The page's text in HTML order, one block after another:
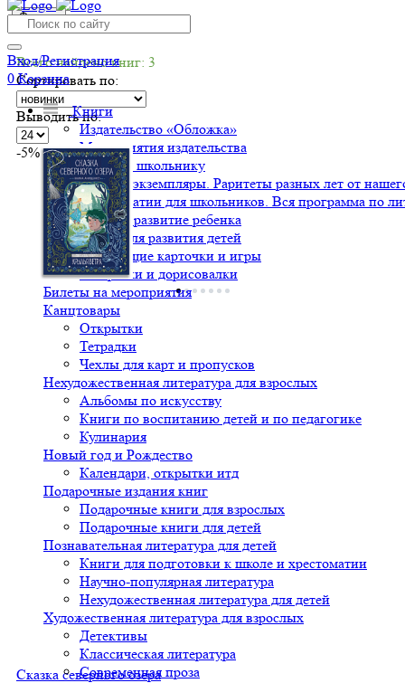
Вход/Регистрация
0 Корзина
Книги
Издательство «Обложка»
Мероприятия издательства
Подарок школьнику
Ценные экземпляры. Раритеты разных лет от
Хрестоматии для школьников. Вся программа по
Воспитание и развитие ребенка
Книги для развития детей
Обучающие карточки и игры
Раскраски и дорисовалки
Билеты на мероприятия
Канцтовары
Открытки
Тетрадки
Чехлы для карт и пропусков
Нехудожественная литература для взрослых
Альбомы по искусству
Книги по воспитанию детей и по педагогике
Кулинария
Новый год и Рождество
Календари, открытки итд
Подарочные издания книг
Подарочные книги для взрослых
Подарочные книги для детей
Познавательная литература для детей
Книги для подготовки к школе и хрестоматии
Научно-популярная литература
Нехудожественная литература для детей
Художественная литература для взрослых
Детективы
Классическая литература
Современная проза
Фильтр
Всего найдено книг: 3
Сортировать по:
Выводить по:
-5%
Сказка северного озера